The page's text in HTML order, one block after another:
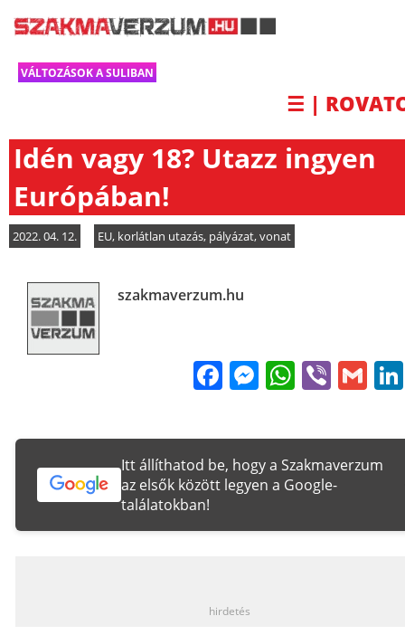
VÁLTOZÁSOK A SULIBAN
☰ |
Idén vagy 18? Utazz ingyen
Európában!
2022. 04. 12. EU, korlátlan utazás, pályázat,vonat
szakmaverzum.hu
FacebookViber
Itt állíthatod be, hogy a Szakmaverzum
az elsők között legyen a Google-
találatokban!
hirdetés